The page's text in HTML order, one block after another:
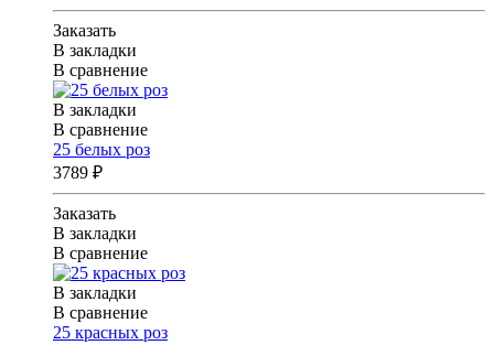
Заказать
В закладки
В сравнение
В закладки
В сравнение
25 белых роз
3789 ₽
Заказать
В закладки
В сравнение
В закладки
В сравнение
25 красных роз